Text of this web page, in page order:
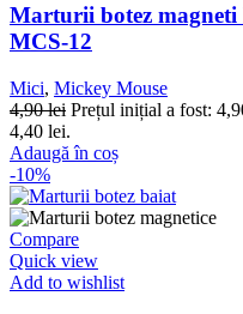
Marturii botez magneti
MCS-12
Mici, Mickey Mouse
4,90lei Prețul inițial a fost:
4,40 lei.
Adaugă în coș
-10%
Compare
Quick view
Add to wishlist